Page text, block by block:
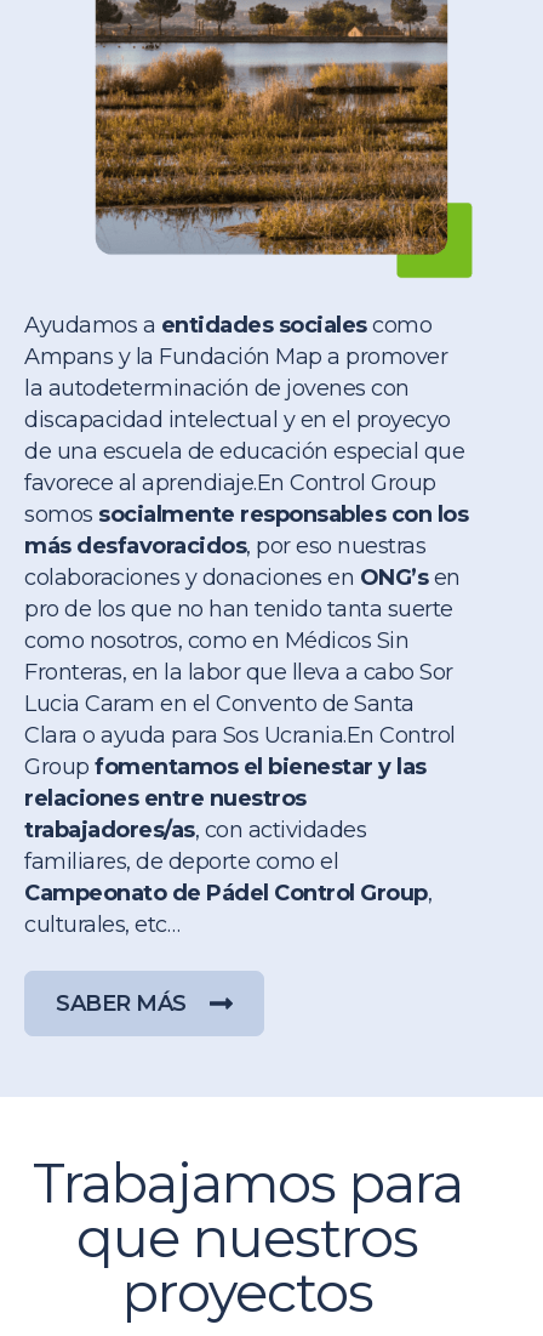
Ayudamos a entidades socialescomo
Ampans y la Fundación Map a promover
la autodeterminación de jovenes con
discapacidad intelectual y en el proyecyo
de una escuela de educación especial que
favorece al aprendiaje.En Control Group
somos socialmente responsables con los
más desfavoracidos, por eso nuestras
colaboraciones y donaciones en ONG’sen
pro de los que no han tenido tanta suerte
como nosotros, como en Médicos Sin
Fronteras, en la labor que lleva a cabo Sor
Lucia Caram en el Convento de Santa
Clara o ayuda para Sos Ucrania.En Control
Group fomentamos el bienestar y las
relaciones entre nuestros
trabajadores/as, con actividades
familiares, de deporte como el
Campeonato de Pádel Control Group,
culturales, etc…
SABER MÁS
Trabajamos para
que nuestros
proyectos